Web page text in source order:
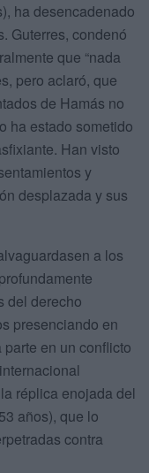
ha desencadenado
Guterres, condenó
que “nada
pero aclaró, que
de Hamás no
ha estado sometido
Han visto
y
desplazada y sus
a los
del derecho
presenciando en
en un conflicto
réplica enojada del
años), que lo
contra